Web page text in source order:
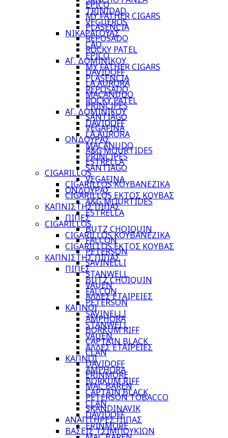
EPICO
MY FATHER CIGARS
PLASENCIA
REPOSADO
ROCKY PATEL
ΑΓ. ΔΟΜΙΝΙΚΟΥ
DAVIDOFF
LA AURORA
MACANUDO
PRINCIPES
SANTIAGO
VEGAFINA
ΟΝΔΟΥΡΑΣ
A&G MOURTIDES
ESTRELLA
CIGARILLOS
CIGARILLOS ΚΟΥΒΑΝΕΖΙΚΑ
CIGARILLOS ΕΚΤΟΣ ΚΟΥΒΑΣ
ΚΑΠΝΙΣΤΗΣ ΠΙΠΑΣ
ΠΙΠΕΣ
BUTZ CHOIQUIN
FALCON
PETERSON
SAVINELLI
STANWELL
VAUEN
ΑΛΛΕΣ ΕΤΑΙΡΕΙΕΣ
ΚΑΠΝΟΙ
AMPHORA
BORKUM RIFF
CAPTAIN BLACK
CLAN
DAVIDOFF
ERINMORE
MAC BAREN
PETERSON TOBACCO
SKANDINAVIK
ΑΝΑΠΤΗΡΕΣ ΠΙΠΑΣ
ΒΑΣΕΙΣ ΤΣΙΜΠΟΥΚΙΩΝ
TRINIDAD
VEGUEROS
ΝΙΚΑΡΑΓΟΥΑΣ
CAO
EPICO
MY FATHER CIGARS
PLASENCIA
REPOSADO
ROCKY PATEL
ΑΓ. ΔΟΜΙΝΙΚΟΥ
DAVIDOFF
LA AURORA
MACANUDO
PRINCIPES
SANTIAGO
VEGAFINA
ΟΝΔΟΥΡΑΣ
A&G MOURTIDES
ESTRELLA
CIGARILLOS
CIGARILLOS ΚΟΥΒΑΝΕΖΙΚΑ
CIGARILLOS ΕΚΤΟΣ ΚΟΥΒΑΣ
ΚΑΠΝΙΣΤΗΣ ΠΙΠΑΣ
ΠΙΠΕΣ
BUTZ CHOIQUIN
FALCON
PETERSON
SAVINELLI
STANWELL
VAUEN
ΑΛΛΕΣ ΕΤΑΙΡΕΙΕΣ
ΚΑΠΝΟΙ
AMPHORA
BORKUM RIFF
CAPTAIN BLACK
CLAN
DAVIDOFF
ERINMORE